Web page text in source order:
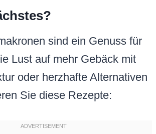
sind ein Genuss für
Lust auf mehr Gebäck mit
oder herzhafte Alternativen
Sie diese Rezepte: